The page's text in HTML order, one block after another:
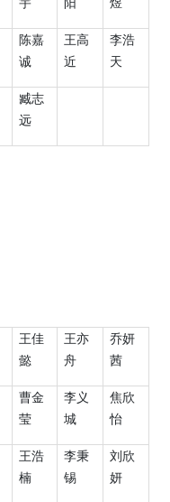
宇
阳
煜
陈嘉
诚
王高
近
李浩
天
臧志
远
王佳
懿
王亦
舟
乔妍
茜
曹金
莹
李义
城
焦欣
怡
王浩
楠
李秉
锡
刘欣
妍